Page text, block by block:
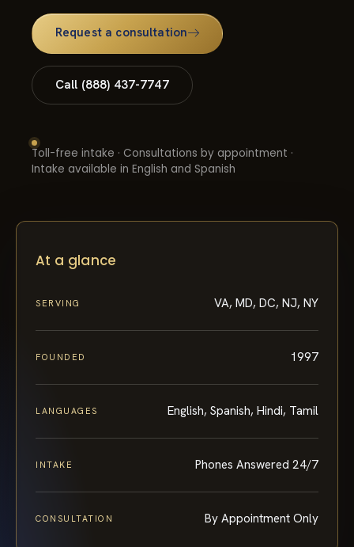
Request a consultation
Call (888) 437-7747
Toll-free intake · Consultations by appointment ·
Intake available in English and Spanish
At a glance
VA, MD, DC, NJ, NY
English, Spanish, Hindi, Tamil
Phones Answered 24/7
By Appointment Only